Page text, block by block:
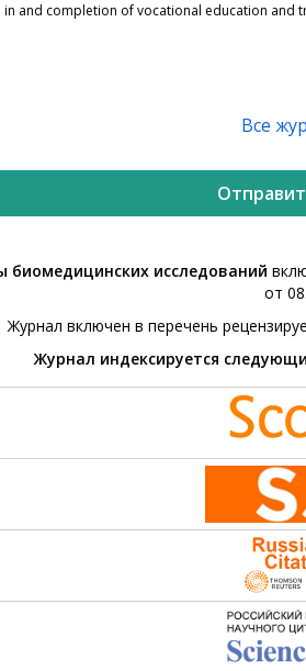
in and completion of vocational education
Все
биомедицинских исследований
от
Журнал включен в перечень
Журнал индексируется